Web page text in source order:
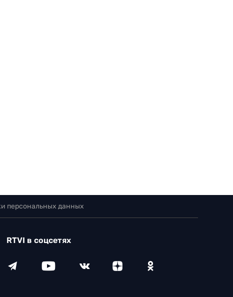
персональных данных
RTVI в соцсетях